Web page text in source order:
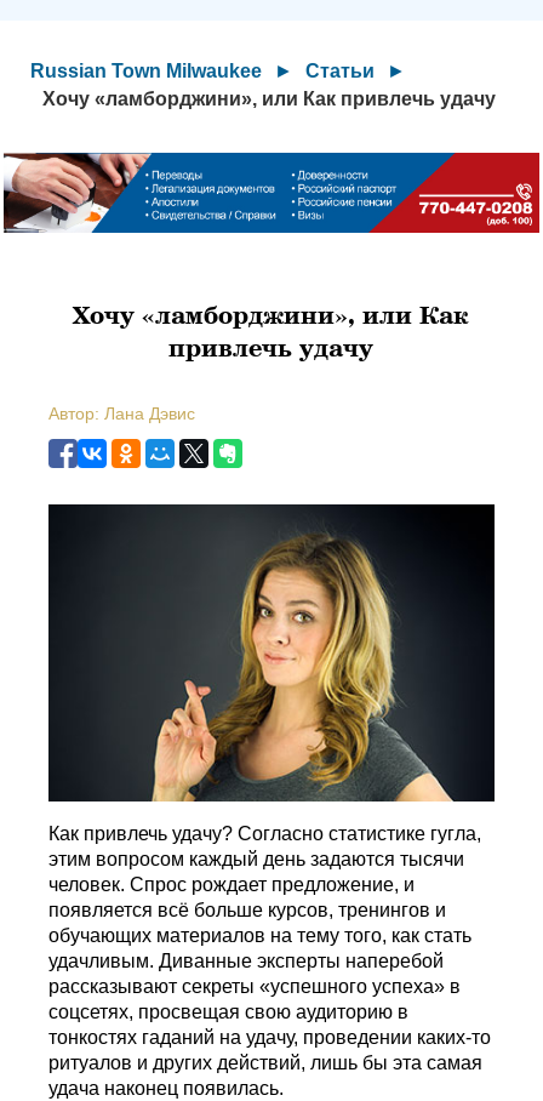
Russian Town Milwaukee ► Статьи
►
Хочу «ламборджини», или Как привлечь удачу
Хочу «ламборджини», или Как
привлечь удачу
Автор: Лана Дэвис
Как привлечь удачу? Согласно статистике гугла,
этим вопросом каждый день задаются тысячи
человек. Спрос рождает предложение, и
появляется всё больше курсов, тренингов и
обучающих материалов на тему того, как стать
удачливым. Диванные эксперты наперебой
рассказывают секреты «успешного успеха» в
соцсетях, просвещая свою аудиторию в
тонкостях гаданий на удачу, проведении каких-то
ритуалов и других действий, лишь бы эта самая
удача наконец появилась.